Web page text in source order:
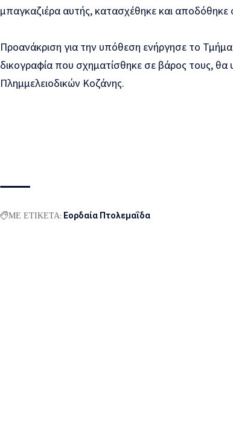
μπαγκαζιέρα αυτής, κατασχέθηκε και αποδόθηκε
Προανάκριση για την υπόθεση ενήργησε το
δικογραφία που σχηματίσθηκε σε βάρος τους, θα
Πλημμελειοδικών Κοζάνης.
ΜΕ ΕΤΙΚΕΤΑ: Εορδαία Πτολεμαΐδα